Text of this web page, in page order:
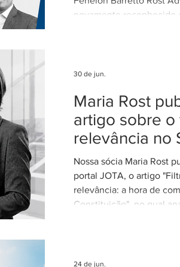
novamente reconhecido
nosso trabalho. Esse
advocacia técnica e de
Maria Rost
artigo sobre o
relevância no
Nossa sócia Maria Rost
portal JOTA, o artigo
relevância: a hora de
Constituição", no qual
para o sistema recursal
30 de jun.
24 de jun.